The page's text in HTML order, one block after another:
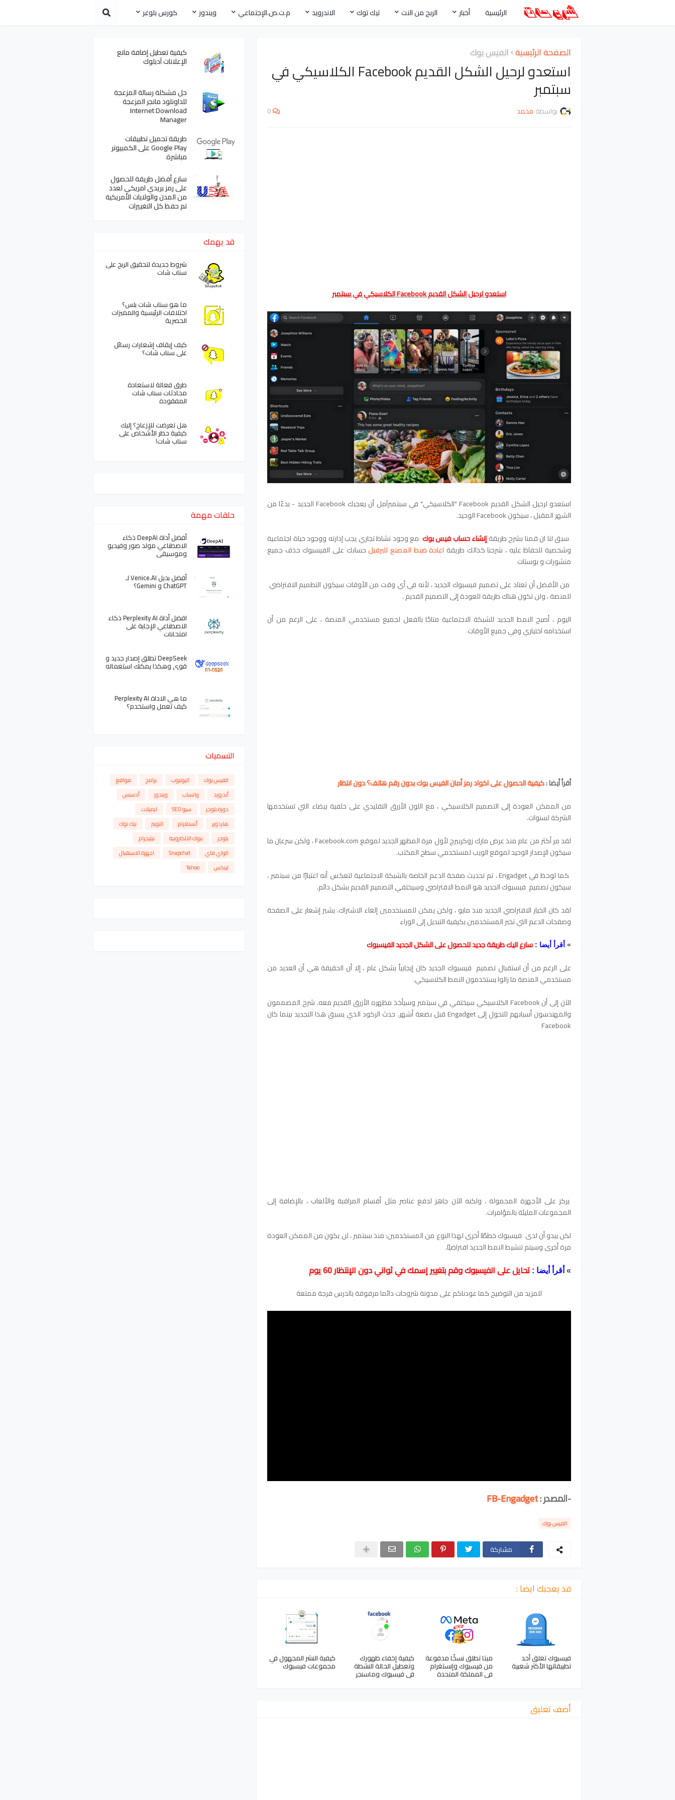
الرئيسية أخبار الربح من النت تيك توك الاندرويد م.ت.ص.الإجتماعي ويندوز كورس بلوغر
الصفحة الرئيسية الفيس بوك
استعدو لرحيل الشكل القديم Facebook الكلاسيكي في
سبتمبر
بواسطة محمد 0
استعدو لرحيل الشكل القديم Facebook الكلاسيكي في سبتمبر
استعدو لرحيل الشكل القديم Facebook "الكلاسيكي" في سبتمبرآمل أن يعجبك Facebook الجديد - بدءًا من
الشهر المقبل ، سيكون Facebook الوحيد.
سبق لنا ان قمنا بشرح طريقةإنشاء حساب فيس بوك مع وجود نشاط تجاري يجب إدارته ووجود حياة اجتماعية
وشخصية للحفاظ عليه ، شرحنا كذالك طريقة اعادة ضبط المصنع للبرفيلحسابك على الفيسبوك حذف جميع
منشورات و بوستات
من الأفضل أن تعتاد على تصميم فيسبوك الجديد ، لأنه في أي وقت من الأوقات سيكون التطميم الافتراضي
للمنصة ، ولن تكون هناك طريقة للعودة إلى التصميم القديم .
اليوم ، أصبح النمط الجديد للشبكة الاجتماعية متاحًا بالفعل لجميع مستخدمي المنصة ، على الرغم من أن
استخدامه اختياري وفي جميع الأوقات
أقرأ أيضا :كيفية الحصول على اكواد رمز أمان الفيس بوك بدون رقم هاتف؟ دون انتظار
من الممكن العودة إلى التصميم الكلاسيكي ، مع اللون الأزرق التقليدي على خلفية بيضاء التي تستخدمها
الشركة لسنوات.
لقد مر أكثر من عام منذ عرض مارك زوكربيرج لأول مرة المظهر الجديد لموقع Facebook.com ، ولكن سرعان ما
سيكون الإصدار الوحيد لموقع الويب لمستخدمي سطح المكتب.
كما لوحظ في Engadget ، تم تحديث صفحة الدعم الخاصة بالشبكة الاجتماعية لتعكس أنه اعتبارًا من سبتمبر ،
سيكون تصميم فيسبوك الجديد هو النمط الافتراضي وسيختفي التصميم القديم بشكل دائم.
لقد كان الخيار الافتراضي الجديد منذ مايو ، ولكن يمكن للمستخدمين إلغاء الاشتراك. يشير إشعار على الصفحة
وصفحات الدعم التي تخبر المستخدمين بكيفية التبديل إلى الوراء
» أقرأ أيضا : سارع اليك طريقة جديد للحصول على الشكل الجديد الفيسبوك
على الرغم من أن استقبال تصميم فيسبوك الجديد كان إيجابياً بشكل عام ، إلا أن الحقيقة هي أن العديد من
مستخدمي المنصة ما زالوا يستخدمون النمط الكلاسيكي.
الآن إلى أن Facebook الكلاسيكي سيختفي في سبتمبر وسيأخذ مظهره الأزرق القديم معه. شرح المصممون
والمهندسون أسبابهم للتحول إلى Engadget قبل بضعة أشهر. حدث الركود الذي يسبق هذا التجديد بينما كان
Facebook
يركز على الأجهزة المحمولة ، ولكنه الآن جاهز لدفع عناصر مثل أقسام المراقبة والألعاب ، بالإضافة إلى
المجموعات المليئة بالمؤامرات.
لكن يبدو أن لدى فيسبوك خططًا أخرى لهذا النوع من المستخدمين: منذ سبتمبر ، لن يكون من الممكن العودة
مرة أخرى وسيتم تنشيط النمط الجديد افتراضيًا.
» أقرأ أيضا : تحايل على الفيسبوك وقم بتغيير إسمك في ثواني دون الإنتظار 60 يوم
للمزيد من التوضيح كما عودناكم على مدونة شروحات دائما مرفوقة بالدرس فرجة ممتعة
-المصدر :FB-Engadget
الفيس بوك
مشاركة
قد يعجبك ايضا :
فيسبوك تغلق أحد
تطبيقاتها الأكثر شعبية
ميتا تطلق نسخًا مدفوعة
من فيسبوك وإنستغرام
في المملكة المتحدة
كيفية إخفاء ظهورك
وتعطيل الحالة النشطة
في فيسبوك وماسنجر
كيفية النشر المجهول في
مجموعات فيسبوك
أضف تعليق
كيفية تعطيل إضافة مانع
الإعلانات آدبلوك
حل مشكلة رسالة المزعجة
للداونلود مانجر المزعجة
Internet Download
Manager
طريقة تحميل تطبيقات
Google Play على الكمبيوتر
مباشرة
سارع أفضل طريقة للحصول
على رمز بريدي امريكي لعدد
من المدن والولايات الأمريكية
تم حفظ كل التغييرات
قد يهمك
شروط جديدة لتحقيق الربح على
سناب شات
ما هو سناب شات بلس؟
اختلافات الرئيسية والمميزات
الحصرية
كيف إيقاف إشعارات رسائل
على سناب شات؟
طرق فعالة لاستعادة
محادثات سناب شات
المفقودة
هل تعرضت للإزعاج؟ إليك
كيفية حظر الأشخاص على
سناب شات!
حلقات مهمة
أفضل أداة DeepAI ذكاء
الاصطناعي مولد صور وفيديو
وموسيقى
أفضل بديل Venice.AI لـ
ChatGPT و Gemini؟
افضل أداة Perplexity AI ذكاء
الاصطناعي الإجابة على
امتحانات
DeepSeek تطلق إصدار جديد و
قوي وهكذا يمكنك استعماله
ما هي الاداة Perplexity AI
كيف تعمل واستخدم؟
التسميات
الفيس بوك اليوتيوب برامج
مواقع
أندرويد
واتساب ويندوز
أدسنس
دورة بلوجر
سيو SEO
ايميلات
هاردوير
أنستغرام التويتر
تيك توك
بلوجر
بنوك الالكترونية
تيليجرام
الواي فاي
Snapchat
اجهزة الاستقبال
لينكس
Yahoo